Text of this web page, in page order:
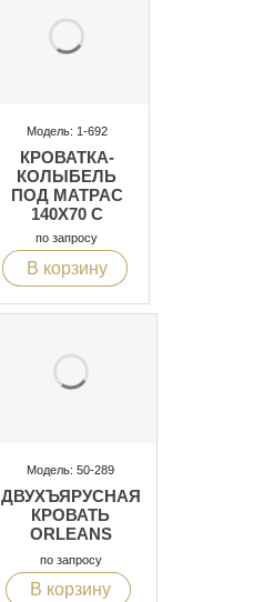
Модель: 1-692
КРОВАТКА-
КОЛЫБЕЛЬ
ПОД МАТРАС
140X70 С
ЗАЩИТНЫМИ
БОРТИКАМИ
по запросу
В корзину
Модель: 50-289
ДВУХЪЯРУСНАЯ
КРОВАТЬ
ORLEANS
по запросу
В корзину